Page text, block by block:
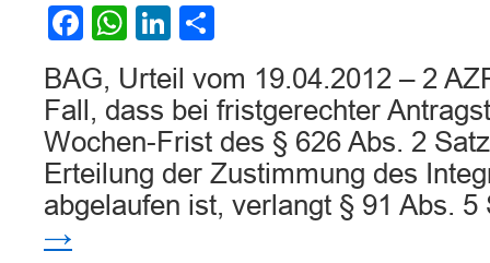
Facebook
WhatsApp
LinkedIn
BAG, Urteil vom 19.04.2012 – 2
Fall, dass bei fristgerechter
Wochen-Frist des § 626 Abs. 2
Erteilung der Zustimmung des
abgelaufen ist, verlangt § 91 Abs.
→